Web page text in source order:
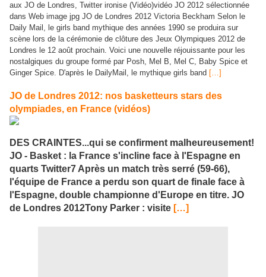
aux JO de Londres, Twitter ironise (Vidéo)vidéo JO 2012 sélectionnée
dans Web image jpg JO de Londres 2012 Victoria Beckham Selon le
Daily Mail, le girls band mythique des années 1990 se produira sur
scène lors de la cérémonie de clôture des Jeux Olympiques 2012 de
Londres le 12 août prochain. Voici une nouvelle réjouissante pour les
nostalgiques du groupe formé par Posh, Mel B, Mel C, Baby Spice et
Ginger Spice. D'après le DailyMail, le mythique girls band […]
JO de Londres 2012: nos basketteurs stars des
olympiades, en France (vidéos)
DES CRAINTES...qui se confirment malheureusement!
JO - Basket : la France s'incline face à l'Espagne en
quarts Twitter7 Après un match très serré (59-66),
l'équipe de France a perdu son quart de finale face à
l'Espagne, double championne d'Europe en titre. JO
de Londres 2012Tony Parker : visite […]